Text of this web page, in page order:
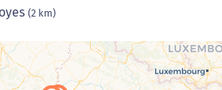
(2 km)